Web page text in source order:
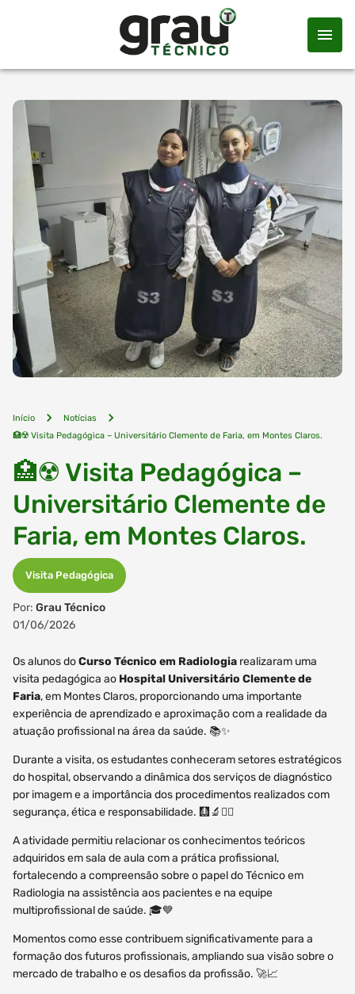
Início
Notícias
🏥☢️ Visita Pedagógica – Universitário Clemente de Faria, em Montes Claros.
🏥☢️ Visita Pedagógica –
Universitário Clemente de
Faria, em Montes Claros.
Visita Pedagógica
Por: Grau Técnico
01/06/2026
Os alunos doCurso Técnico em Radiologia realizaram uma
visita pedagógica ao Hospital Universitário Clemente de
Faria, em Montes Claros, proporcionando uma importante
experiência de aprendizado e aproximação com a realidade da
atuação profissional na área da saúde. 📚✨
Durante a visita, os estudantes conheceram setores estratégicos
do hospital, observando a dinâmica dos serviços de diagnóstico
por imagem e a importância dos procedimentos realizados com
segurança, ética e responsabilidade. 🩻🔬👨‍⚕️
A atividade permitiu relacionar os conhecimentos teóricos
adquiridos em sala de aula com a prática profissional,
fortalecendo a compreensão sobre o papel do Técnico em
Radiologia na assistência aos pacientes e na equipe
multiprofissional de saúde. 🎓💙
Momentos como esse contribuem significativamente para a
formação dos futuros profissionais, ampliando sua visão sobre o
mercado de trabalho e os desafios da profissão. 🚀📈